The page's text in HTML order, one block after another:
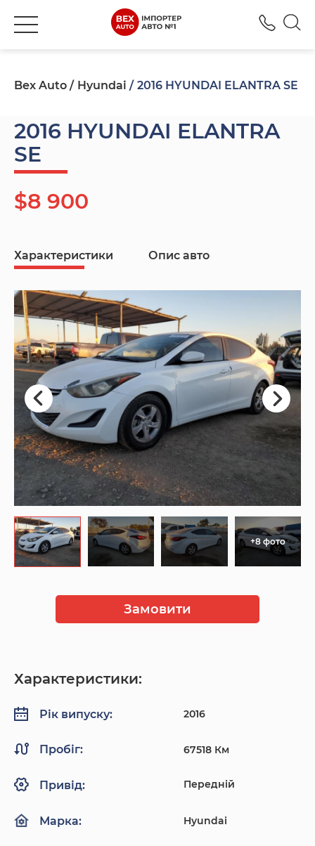
Bex Auto Hyundai 2016 HYUNDAI ELANTRA SE
2016 HYUNDAI ELANTRA
SE
$8 900
Характеристики Опис авто
+8 фото
Замовити
Характеристики:
Рік випуску: 2016
Пробіг: 67518 Км
Привід: Передній
Марка: Hyundai